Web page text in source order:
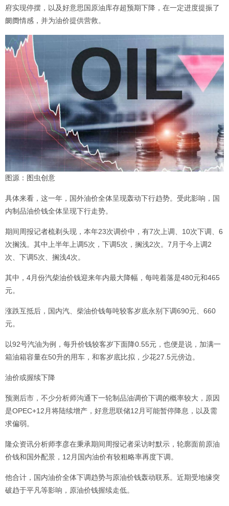
府实现停摆，以及好意思国原油库存超预期下降，在一定进度提振了
阛阓情感，并为油价提供营救。
图源：图虫创意
具体来看，这一年，国外油价全体呈现轰动下行趋势。受此影响，国
内制品油价钱全体呈现下行走势。
期间周报记者梳剃头现，本年23次调价中，有7次上调、10次下调、6
次搁浅。其中上半年上调5次，下调5次，搁浅2次。7月于今上调2
次、下调5次、搁浅4次。
其中，4月份汽柴油价钱迎来年内最大降幅，每吨着落是480元和465
元。
涨跌互抵后，国内汽、柴油价钱每吨较客岁底永别下调690元、660
元。
以92号汽油为例，每升价钱较客岁下面降0.55元，也便是说，加满一
箱油箱容量在50升的用车，和客岁底比拟，少花27.5元傍边。
油价或握续下降
预测后市，不少分析师沟通下一轮制品油调价下调的概率较大，原因
是OPEC+12月将陆续增产，好意思联储12月可能暂停降息，以及需
求偏弱。
隆众资讯分析师李彦在秉承期间周报记者采访时默示，轮廓面前原油
价钱和国外配景，12月国内油价有较粗略率再度下调。
他合计，国内油价全体下调趋势与原油价钱轰动联系。近期受地缘突
破趋于平凡等影响，原油价钱握续走低。